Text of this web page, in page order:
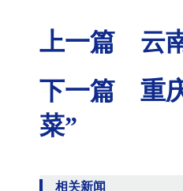
上一篇 云
下一篇 重
菜”
相关新闻